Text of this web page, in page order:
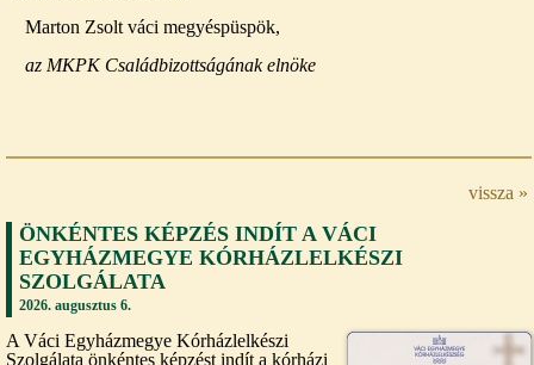
Marton Zsolt váci megyéspüspök,
az MKPK Családbizottságának elnöke
vissza »
ÖNKÉNTES KÉPZÉS INDÍT A VÁCI
EGYHÁZMEGYE KÓRHÁZLELKÉSZI
SZOLGÁLATA
2026. augusztus 6.
A Váci Egyházmegye Kórházlelkészi
Szolgálata önkéntes képzést indít a kórházi